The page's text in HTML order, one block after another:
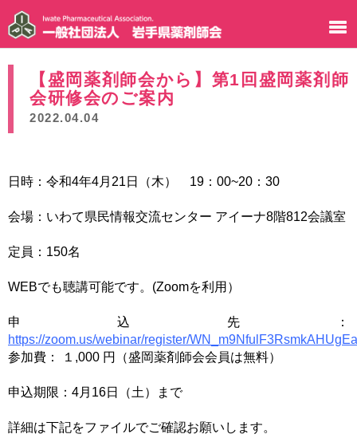
【盛岡薬剤師会から】第1回盛岡薬剤師
会研修会のご案内
2022.04.04
日時：令和4年4月21日（木） 19：00~20：30
会場：いわて県民情報交流センター アイーナ8階812会議室
定員：150名
WEBでも聴講可能です。(Zoomを利用）
申込先：
https://zoom.us/webinar/register/
参加費： １,000 円（盛岡薬剤師会会員は無料）
申込期限：4月16日（土）まで
詳細は下記をファイルでご確認お願いします。